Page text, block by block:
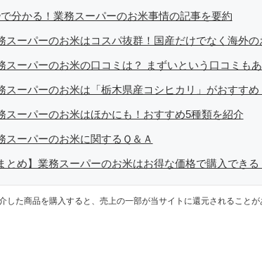
分かる！業務スーパーのお米事情の記事を要約
スーパーのお米はコスパ抜群！国産だけでなく海外の
スーパーのお米の口コミは？ まずいという口コミも
スーパーのお米は「栃木県産コシヒカリ」がおすすめ
スーパーのお米はほかにも！おすすめ5種類を紹介
スーパーのお米に関するＱ＆Ａ
とめ】業務スーパーのお米はお得な価格で購入できる
した商品を購入すると、売上の一部が当サイトに還元されることが